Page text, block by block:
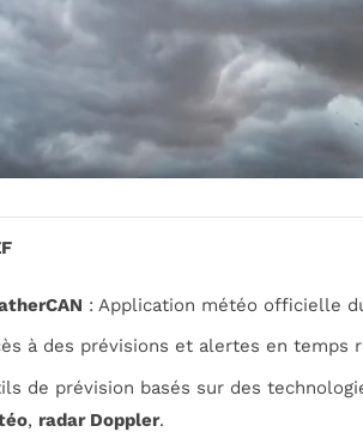
: Application météo officielle
à des prévisions et alertes en temps
de prévision basés sur des
, radar Doppler.